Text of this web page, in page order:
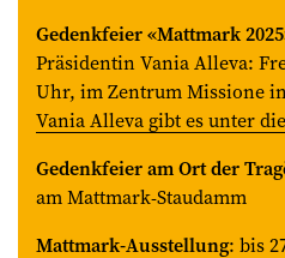
Gedenkfeier «Mattmark
Präsidentin Vania Alleva:
Uhr, im Zentrum Missione
Vania Alleva gibt es unter
Gedenkfeier am Ort der
am Mattmark-Staudamm
Mattmark-Ausstellung: bis